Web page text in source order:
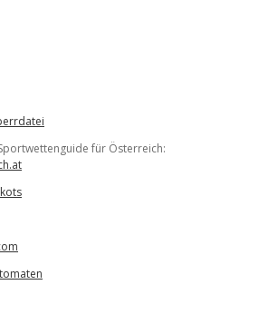
für Österreich: